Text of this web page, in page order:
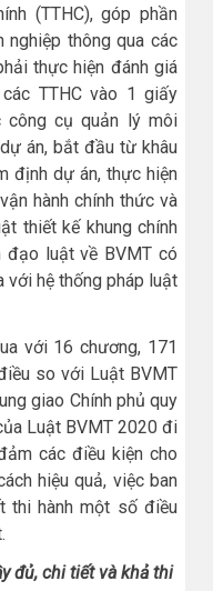
(TTHC), góp phần
nghiệp thông qua các
thực hiện đánh giá
TTHC vào 1 giấy
công cụ quản lý môi
án, bắt đầu từ khâu
định dự án, thực hiện
hành chính thức và
thiết kế khung chính
đạo luật về BVMT có
với hệ thống pháp luật
với 16 chương, 171
so với Luật BVMT
giao Chính phủ quy
Luật BVMT 2020 đi
các điều kiện cho
hiệu quả, việc ban
thi hành một số điều
đủ, chi tiết và khả thi